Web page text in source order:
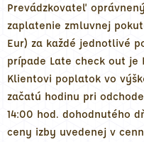
Prevádzkovateľ
zaplatenie zmluvnej
Eur) za každé jednotlivé
prípade Late check out
Klientovi poplatok vo
začatú hodinu pri
14:00 hod. dohodnutého
ceny izby uvedenej v